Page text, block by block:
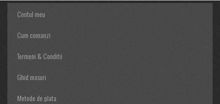
Contul meu
Cum comanzi
Termeni & Conditii
Ghid masuri
Metode de plata